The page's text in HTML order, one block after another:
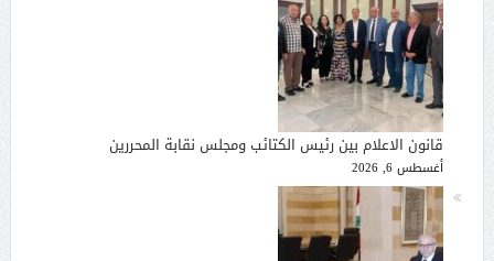
قانون الاعلام بين رئيس الكتائب ومجلس نقابة المحررين
أغسطس 6, 2026